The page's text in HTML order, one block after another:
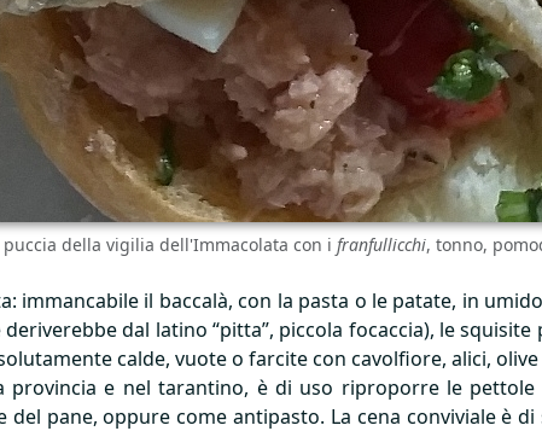
puccia della vigilia dell'Immacolata con i franfullicchi, tonno,
immancabile il baccalà, con la pasta o le patate, in
dal latino “pitta”, piccola focaccia), le
calde, vuote o farcite con cavolfiore, alici,
provincia e nel tarantino, è di uso riproporre le
pane, oppure come antipasto. La cena conviviale è